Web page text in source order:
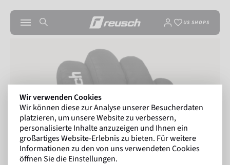
US SHOPS
Wir verwenden Cookies
Wir können diese zur Analyse unserer Besucherdaten
platzieren, um unsere Website zu verbessern,
personalisierte Inhalte anzuzeigen und Ihnen ein
großartiges Website-Erlebnis zu bieten. Für weitere
Informationen zu den von uns verwendeten Cookies
öffnen Sie die Einstellungen.